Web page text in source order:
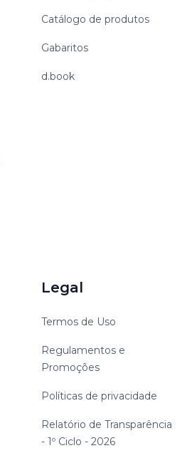
Catálogo de produtos
Gabaritos
d.book
Legal
Termos de Uso
Regulamentos e
Promoções
Políticas de privacidade
Relatório de Transparência
- 1º Ciclo - 2026